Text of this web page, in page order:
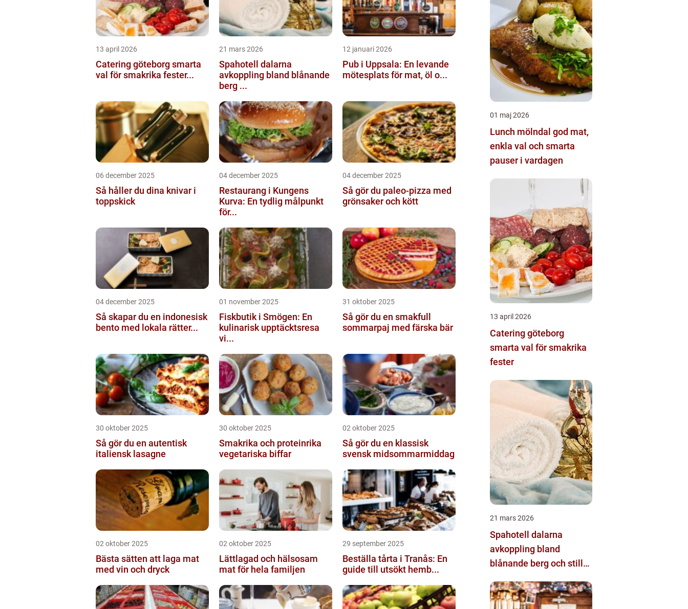
13 april 2026
Catering göteborg smarta
val för smakrika fester...
21 mars 2026
Spahotell dalarna
avkoppling bland blånande
berg ...
12 januari 2026
Pub i Uppsala: En levande
mötesplats för mat, öl o...
06 december 2025
Så håller du dina knivar i
toppskick
04 december 2025
Restaurang i Kungens
Kurva: En tydlig målpunkt
för...
04 december 2025
Så gör du paleo-pizza med
grönsaker och kött
04 december 2025
Så skapar du en indonesisk
bento med lokala rätter...
01 november 2025
Fiskbutik i Smögen: En
kulinarisk upptäcktsresa
vi...
31 oktober 2025
Så gör du en smakfull
sommarpaj med färska bär
30 oktober 2025
Så gör du en autentisk
italiensk lasagne
30 oktober 2025
Smakrika och proteinrika
vegetariska biffar
02 oktober 2025
Så gör du en klassisk
svensk midsommarmiddag
02 oktober 2025
Bästa sätten att laga mat
med vin och dryck
02 oktober 2025
Lättlagad och hälsosam
mat för hela familjen
29 september 2025
Beställa tårta i Tranås: En
guide till utsökt hemb...
01 maj 2026
Lunch mölndal god mat,
enkla val och smarta
pauser i vardagen
13 april 2026
Catering göteborg
smarta val för smakrika
fester
21 mars 2026
Spahotell dalarna
avkoppling bland
blånande berg och stilla